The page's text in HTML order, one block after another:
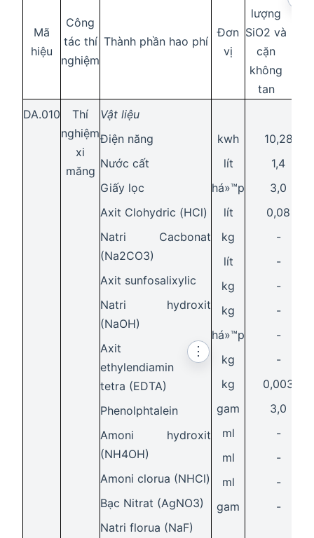
Mã
hiệu
Công
tác thí
nghiệm
Thành phần hao phí
Đơn
vị
lượng
SiO2 và
cặn
không
tan
DA.010
Thí
nghiệm
xi
măng
Vật liệu
Điện năng
Nước cất
Giấy lọc
Axit Clohydric (HCl)
Natri Cacbonat
(Na2CO3)
Axit sunfosalixylic
Natri hydroxit
(NaOH)
Axit
ethylendiamin
tetra (EDTA)
⋮
Phenolphtalein
Amoni hydroxit
(NH4OH)
Amoni clorua (NHCl)
Bạc Nitrat (AgNO3)
Natri florua (NaF)
kwh
lít
há»™p
lít
kg
lít
kg
kg
há»™p
kg
kg
gam
ml
ml
ml
gam
10,28
1,4
3,0
0,08
-
-
-
-
-
-
0,003
3,0
-
-
-
-